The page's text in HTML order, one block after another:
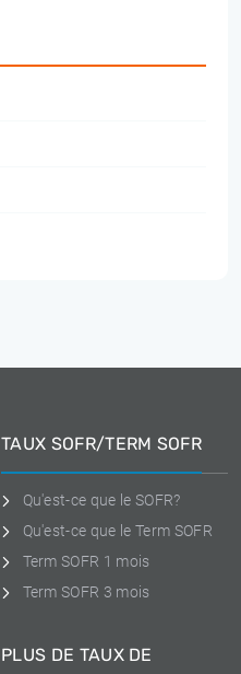
TAUX SOFR/TERM SOFR
Qu'est-ce que le SOFR?
Qu'est-ce que le Term SOFR
Term SOFR 1 mois
Term SOFR 3 mois
PLUS DE TAUX DE